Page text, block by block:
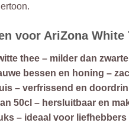
voor AriZona White
thee – milder dan
bessen en honing –
– verfrissend en
50cl – hersluitbaar en
– ideaal voor